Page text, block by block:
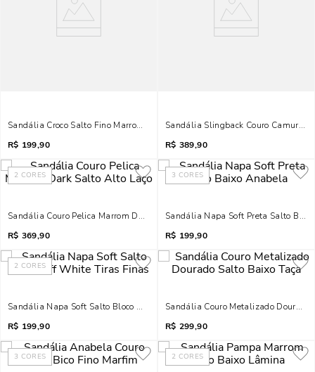
Sandália Croco Salto Fino Marrom Tiras Cruzadas
R$ 199,90
Sandália Slingback Couro Camurça
R$ 389,90
2 CORES
Sandália Couro Pelica Marrom Dark Salto Alto Laço
R$ 369,90
3 CORES
Sandália Napa Soft Preta Salto
R$ 199,90
2 CORES
Sandália Napa Soft Salto Bloco Off White Tiras Finas
R$ 199,90
Sandália Couro Metalizado Dourado
R$ 299,90
3 CORES 2 CORES